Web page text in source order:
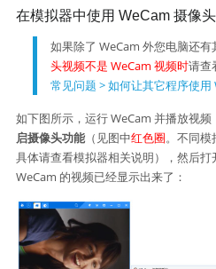
在模拟器中使用 WeCam 摄像头
如果除了 WeCam 外您电脑还
头视频不是 WeCam 视频时请查
常见问题 > 如何让其它程序使用
如下图所示，运行 WeCam 并播放视
启摄像头功能（见图中红色圈。不同模
具体请查看模拟器相关说明），然后
WeCam 的视频已经显示出来了：